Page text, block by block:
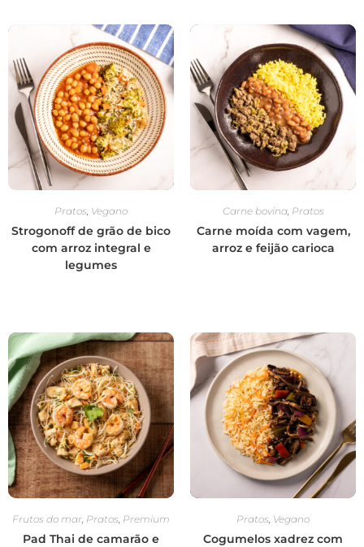
Pratos Vegano
Strogonoff de grão de bico
com arroz integral e
legumes
Carne bovina, Pratos
Carne moída com vagem,
arroz e feijão carioca
Frutos do mar Pratos Premium
Pad Thai de camarão e
Pratos Vegano
Cogumelos xadrez com